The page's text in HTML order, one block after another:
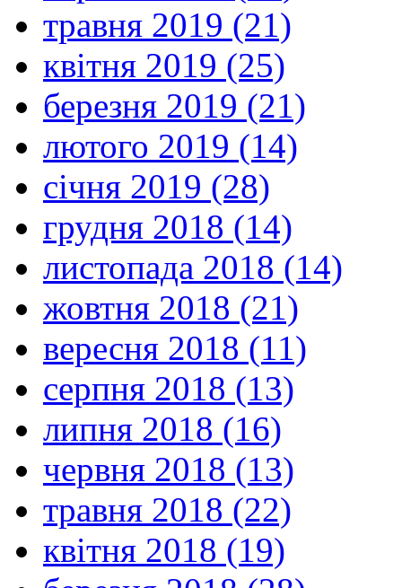
травня 2019 (21)
квітня 2019 (25)
березня 2019 (21)
лютого 2019 (14)
січня 2019 (28)
грудня 2018 (14)
листопада 2018 (14)
жовтня 2018 (21)
вересня 2018 (11)
серпня 2018 (13)
липня 2018 (16)
червня 2018 (13)
травня 2018 (22)
квітня 2018 (19)